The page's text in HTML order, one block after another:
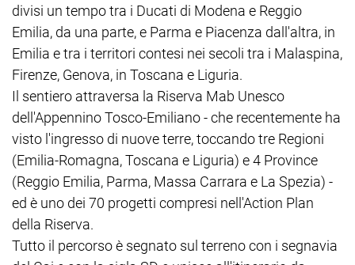
divisi un tempo tra i Ducati di Modena e Reggio
Emilia, da una parte, e Parma e Piacenza dall'altra, in
Emilia e tra i territori contesi nei secoli tra i Malaspina,
Firenze, Genova, in Toscana e Liguria.
Il sentiero attraversa la Riserva Mab Unesco
dell'Appennino Tosco-Emiliano - che recentemente ha
visto l'ingresso di nuove terre, toccando tre Regioni
(Emilia-Romagna, Toscana e Liguria) e 4 Province
(Reggio Emilia, Parma, Massa Carrara e La Spezia) -
ed è uno dei 70 progetti compresi nell'Action Plan
della Riserva.
Tutto il percorso è segnato sul terreno con i segnavia